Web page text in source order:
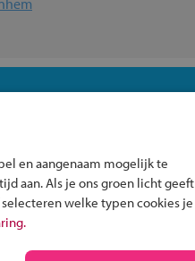
en aangenaam mogelijk te
aan. Als je ons groen licht geeft
welke typen cookies je